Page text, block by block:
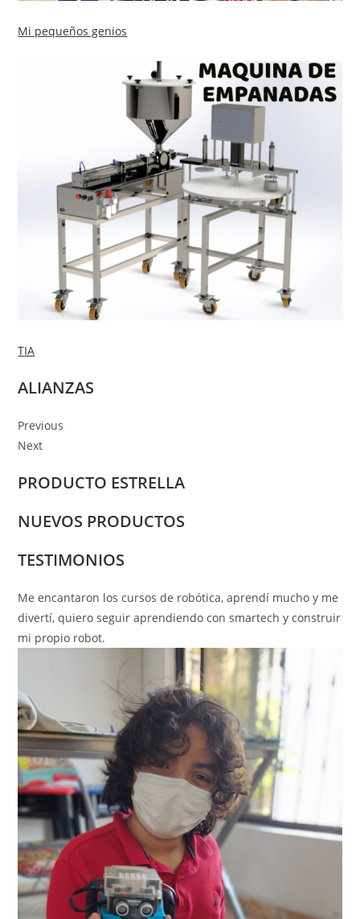
Mi pequeños genios
TIA
ALIANZAS
Previous
Next
PRODUCTO ESTRELLA
NUEVOS PRODUCTOS
TESTIMONIOS
Me encantaron los cursos de robótica, aprendí mucho y me
divertí, quiero seguir aprendiendo con smartech y construir
mi propio robot.